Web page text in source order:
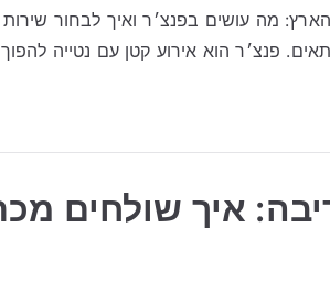
הארץ: מה עושים בפנצ׳ר ואיך לבחור
פנצ׳ר הוא אירוע קטן עם נטייה
איך שולחים